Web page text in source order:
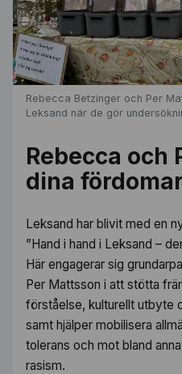
Rebecca Betzinger och Per
Leksand när de gör
Rebecca och
dina fördomar
Leksand har blivit med en
”Hand i hand i Leksand –
Här engagerar sig
Per Mattsson i att stötta
förståelse, kulturellt utbyte
samt hjälper mobilisera
tolerans och mot bland
rasism.